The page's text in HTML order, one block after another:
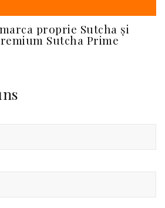
proprie Sutcha și
Sutcha Prime